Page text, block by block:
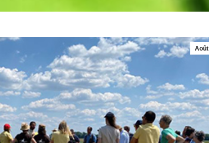
Août